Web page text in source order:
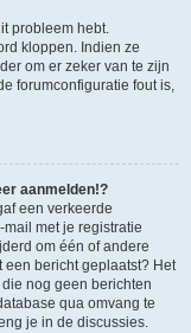
probleem hebt.
kloppen. Indien ze
om er zeker van te zijn
forumconfiguratie fout is,
aanmelden!?
een verkeerde
met je registratie
om één of andere
een bericht geplaatst? Het
nog geen berichten
qua omvang te
je in de discussies.